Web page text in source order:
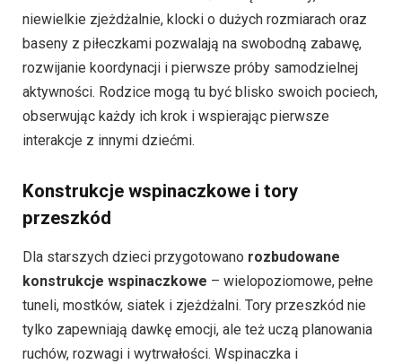
niewielkie zjeżdżalnie, klocki o dużych rozmiarach oraz
baseny z piłeczkami pozwalają na swobodną zabawę,
rozwijanie koordynacji i pierwsze próby samodzielnej
aktywności. Rodzice mogą tu być blisko swoich pociech,
obserwując każdy ich krok i wspierając pierwsze
interakcje z innymi dziećmi.
Konstrukcje wspinaczkowe i tory
przeszkód
Dla starszych dzieci przygotowano rozbudowane
konstrukcje wspinaczkowe – wielopoziomowe, pełne
tuneli, mostków, siatek i zjeżdżalni. Tory przeszkód nie
tylko zapewniają dawkę emocji, ale też uczą planowania
ruchów, rozwagi i wytrwałości. Wspinaczka i